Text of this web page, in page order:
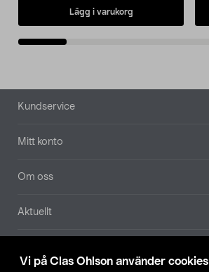
Vi på Clas Ohlson använder cookies
Lägg i varukorg
Sidfot
Kundservice
Mitt konto
Om oss
Aktuellt